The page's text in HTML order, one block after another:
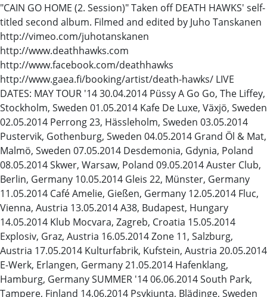
"CAIN GO HOME (2. Session)" Taken off DEATH HAWKS' self-
titled second album. Filmed and edited by Juho Tanskanen
http://vimeo.com/juhotanskanen
http://www.deathhawks.com
http://www.facebook.com/deathhawks
http://www.gaea.fi/booking/artist/death-hawks/ LIVE
DATES: MAY TOUR '14 30.04.2014 Püssy A Go Go, The Liffey,
Stockholm, Sweden 01.05.2014 Kafe De Luxe, Växjö, Sweden
02.05.2014 Perrong 23, Hässleholm, Sweden 03.05.2014
Pustervik, Gothenburg, Sweden 04.05.2014 Grand Öl & Mat,
Malmö, Sweden 07.05.2014 Desdemonia, Gdynia, Poland
08.05.2014 Skwer, Warsaw, Poland 09.05.2014 Auster Club,
Berlin, Germany 10.05.2014 Gleis 22, Münster, Germany
11.05.2014 Café Amelie, Gießen, Germany 12.05.2014 Fluc,
Vienna, Austria 13.05.2014 A38, Budapest, Hungary
14.05.2014 Klub Mocvara, Zagreb, Croatia 15.05.2014
Explosiv, Graz, Austria 16.05.2014 Zone 11, Salzburg,
Austria 17.05.2014 Kulturfabrik, Kufstein, Austria 20.05.2014
E-Werk, Erlangen, Germany 21.05.2014 Hafenklang,
Hamburg, Germany SUMMER '14 06.06.2014 South Park,
Tampere, Finland 14.06.2014 Psykjunta, Blädinge, Sweden